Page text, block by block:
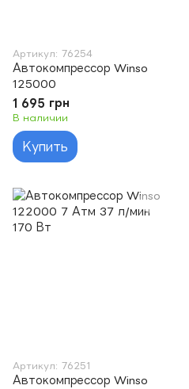
Артикул: 76254
Автокомпрессор Winso
125000
1 695 грн
В наличии
Купить
Артикул: 76251
Автокомпрессор Winso